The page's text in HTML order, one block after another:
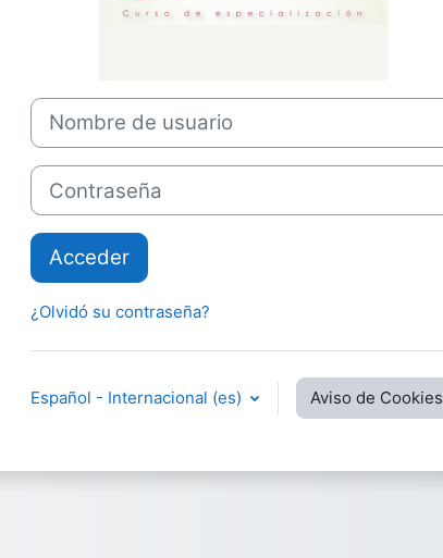
Nombre de usuario
Contraseña
Acceder
¿Olvidó su contraseña?
Español - Internacional ‎(es)‎ Aviso de Cookies